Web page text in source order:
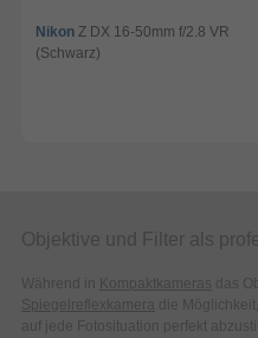
Nikon Z DX 16-50mm f/2.8 VR
(Schwarz)
Objektive und Filter als
Während in Kompaktkameras das
Spiegelreflexkamera
die
auf jede Fotosituation perfekt